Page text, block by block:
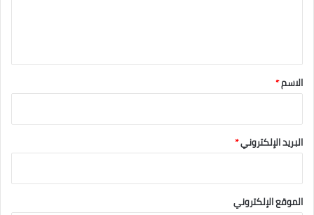
*
الاسم*
البريد الإلكتروني*
الموقع الإلكتروني